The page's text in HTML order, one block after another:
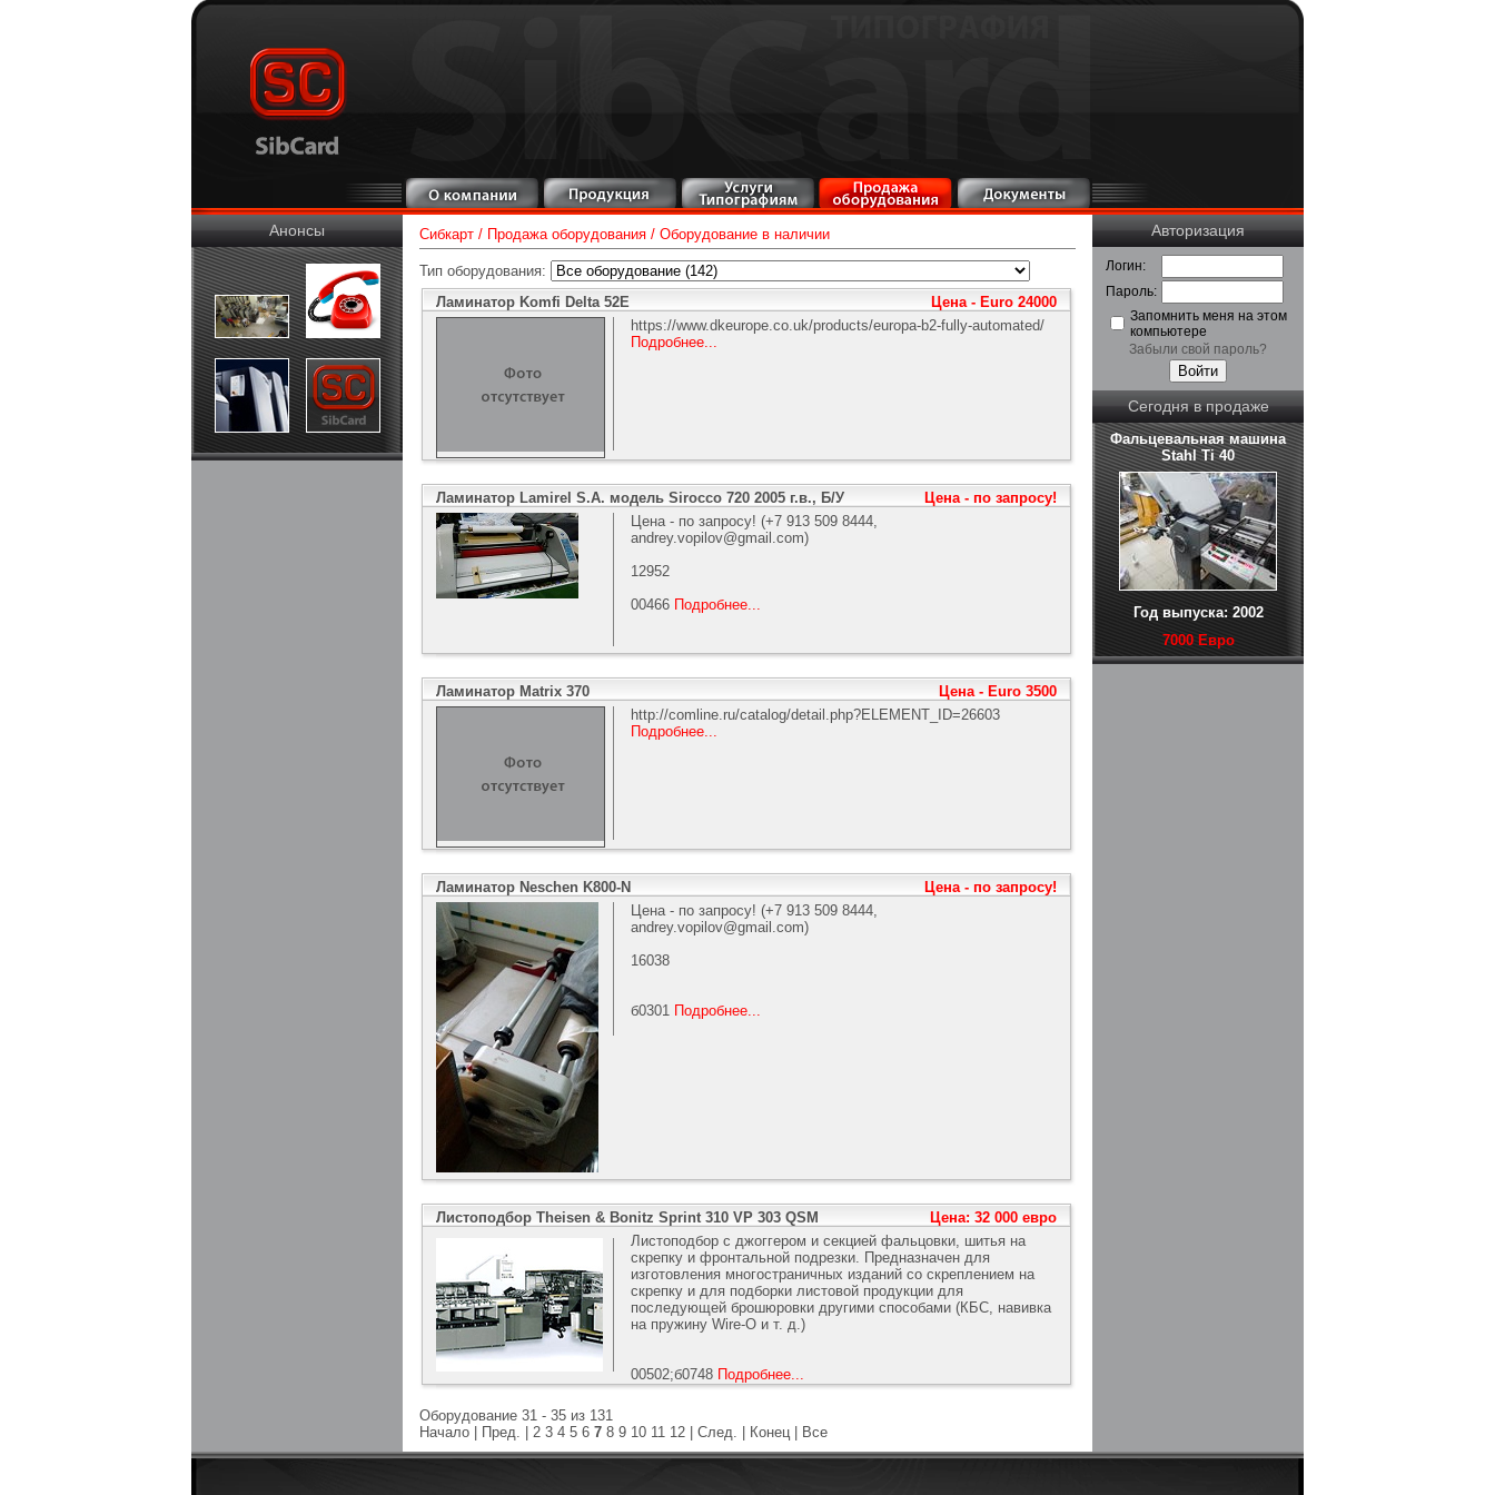
Анонсы Сибкарт / Продажа оборудования / Оборудование в наличии
Тип оборудования:
Ламинатор Komfi Delta 52E
Цена - Euro 24000
https://www.dkeurope.co.uk/products/europa-b2-fully-automated/
Подробнее...
Ламинатор Lamirel S.A. модель Sirocco 720 2005 г.в., Б/У
Цена - по запросу!
Цена - по запросу! (+7 913 509 8444,
andrey.vopilov@gmail.com)
12952
00466 Подробнее...
Ламинатор Matrix 370
Цена - Euro 3500
http://comline.ru/catalog/detail.php?ELEMENT_ID=26603
Подробнее...
Ламинатор Neschen K800-N
Цена - по запросу!
Цена - по запросу! (+7 913 509 8444,
andrey.vopilov@gmail.com)
16038
б0301 Подробнее...
Листоподбор Theisen & Bonitz Sprint 310 VP 303 QSM
Цена: 32 000 евро
Листоподбор с джоггером и секцией фальцовки, шитья на
скрепку и фронтальной подрезки. Предназначен для
изготовления многостраничных изданий со скреплением на
скрепку и для подборки листовой продукции для
последующей брошюровки другими способами (КБС, навивка
на пружину Wire-O и т. д.)
00502;б0748 Подробнее...
Оборудование 31 - 35 из 131
Начало
Пред. 2 3 4 5 6 7 8 9 10 11 12 След. Конец Все
Авторизация
Логин:
Пароль:
Запомнить меня на этом
компьютере
Забыли свой пароль?
Сегодня в продаже
Фальцевальная машина
Stahl Ti 40
Год выпуска: 2002
7000 Евро